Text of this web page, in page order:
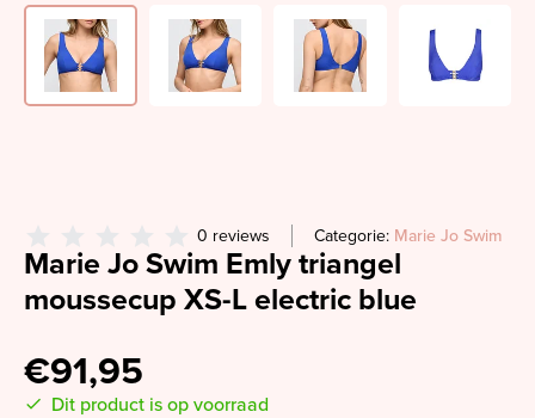
0 reviews Categorie: Marie Jo Swim
Marie Jo Swim Emly triangel
moussecup XS-L electric blue
€91,95
Dit product is op voorraad